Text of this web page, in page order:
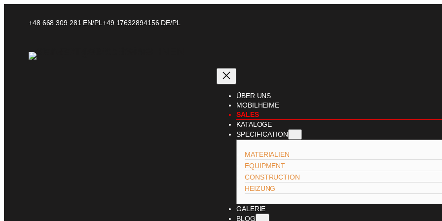
+48 668 309 281 EN/PL +49 17632894156 DE/PL
ÜBER UNS
MOBILHEIME
SALES
KATALOGE
SPECIFICATION
MATERIALIEN
EQUIPMENT
CONSTRUCTION
HEIZUNG
GALERIE
BLOG